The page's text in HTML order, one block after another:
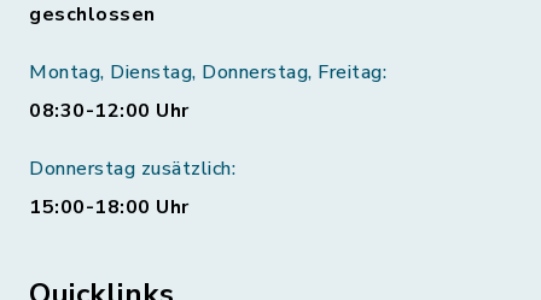
geschlossen
Montag, Dienstag, Donnerstag, Freitag:
08:30-12:00 Uhr
Donnerstag zusätzlich:
15:00-18:00 Uhr